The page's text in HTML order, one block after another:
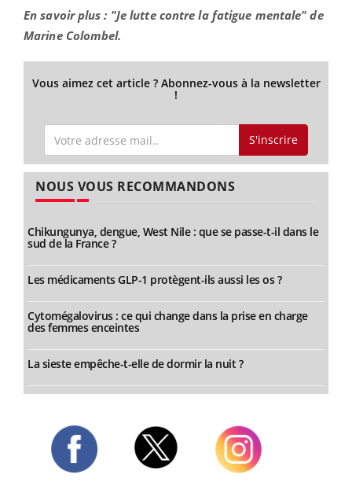
En savoir plus : "Je lutte contre la fatigue mentale" de
Marine Colombel.
Vous aimez cet article ? Abonnez-vous à la newsletter
!
S'inscrire
NOUS VOUS RECOMMANDONS
Chikungunya, dengue, West Nile : que se passe-t-il dans le
sud de la France ?
Les médicaments GLP-1 protègent-ils aussi les os ?
Cytomégalovirus : ce qui change dans la prise en charge
des femmes enceintes
La sieste empêche-t-elle de dormir la nuit ?